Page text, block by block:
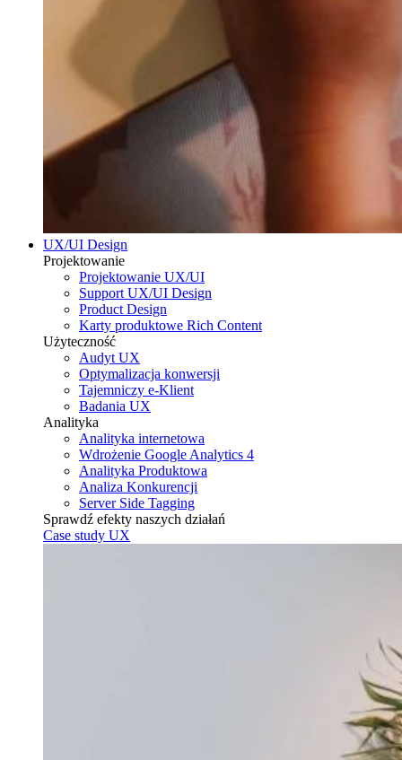
UX/UI Design
Projektowanie
Projektowanie UX/UI
Support UX/UI Design
Product Design
Karty produktowe Rich Content
Użyteczność
Audyt UX
Optymalizacja konwersji
Tajemniczy e-Klient
Badania UX
Analityka
Analityka internetowa
Wdrożenie Google Analytics 4
Analityka Produktowa
Analiza Konkurencji
Server Side Tagging
Sprawdź efekty naszych działań
Case study UX